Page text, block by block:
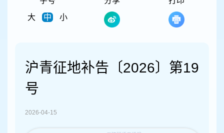
大
中 小
沪青征地补告〔2026〕第19
号
2026-04-15